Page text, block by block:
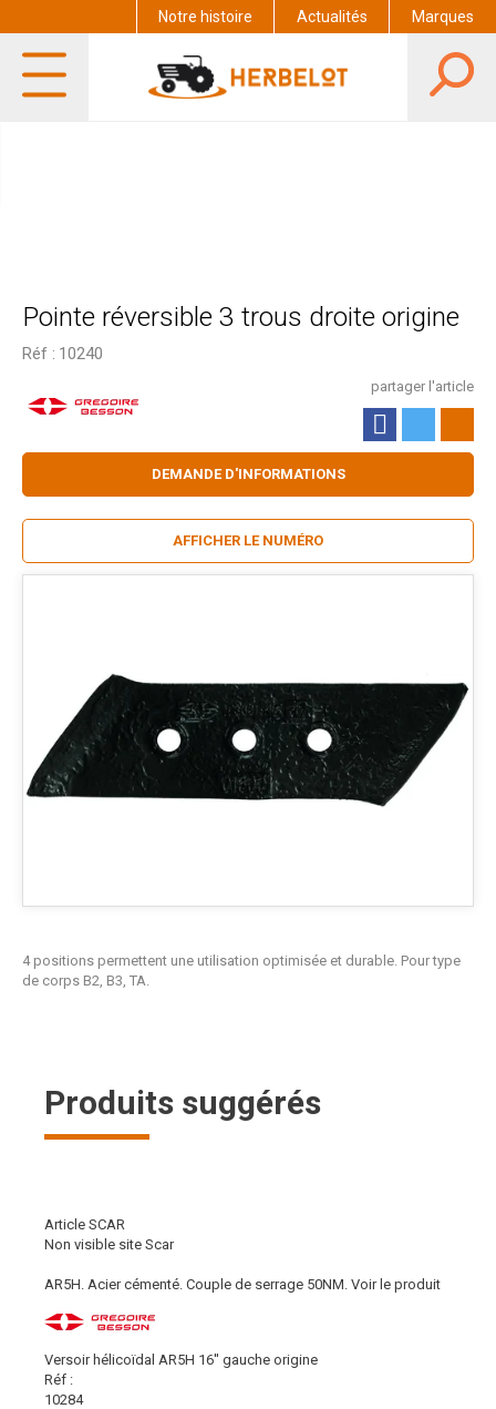
Notre histoire Actualités Marques
Pointe réversible 3 trous droite origine
Réf : 10240
partager l'article
4 positions permettent une utilisation optimisée et durable. Pour type
de corps B2, B3, TA.
DEMANDE D'INFORMATIONS
AFFICHER LE NUMÉRO
Produits suggérés
Article SCAR
Non visible site Scar
AR5H. Acier cémenté. Couple de serrage 50NM. Voir le produit
Versoir hélicoïdal AR5H 16'' gauche origine
Réf :
10284